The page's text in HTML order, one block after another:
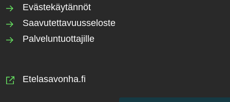
Evästekäytännöt
Saavutettavuusseloste
Palveluntuottajille
Etelasavonha.fi